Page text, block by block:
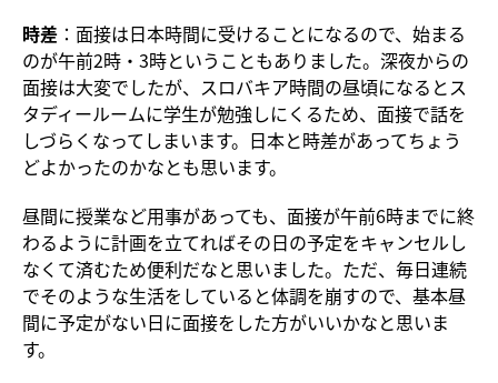
時差 ：面接は日本時間に受けることになるので、始まる
のが午前2時・3時ということもありました。深夜からの
面接は大変でしたが、スロバキア時間の昼頃になるとス
タディールームに学生が勉強しにくるため、面接で話を
しづらくなってしまいます。日本と時差があってちょう
どよかったのかなとも思います。
昼間に授業など用事があっても、面接が午前6時までに終
わるように計画を立てればその日の予定をキャンセルし
なくて済むため便利だなと思いました。ただ、毎日連続
でそのような生活をしていると体調を崩すので、基本昼
間に予定がない日に面接をした方がいいかなと思いま
す。